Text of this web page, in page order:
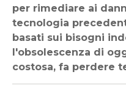
per rimediare ai
tecnologia
basati sui bisogni
l'obsolescenza di
costosa, fa perdere